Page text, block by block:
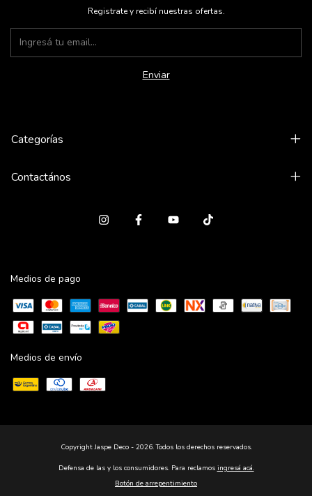
Registrate y recibí nuestras ofertas.
Categorías
Contactános
Medios de pago
Medios de envío
Copyright Jaspe Deco - 2026. Todos los derechos reservados.
Defensa de las y los consumidores. Para reclamos ingresá acá.
Botón de arrepentimiento